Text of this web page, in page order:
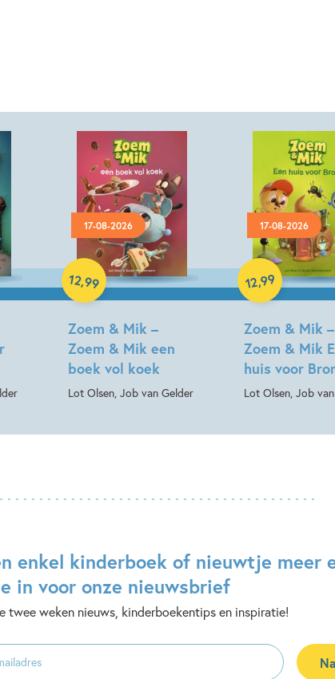
17-08-2026
Zoem & Mik –
Zoem & Mik een
boek vol koek
Lot Olsen, Job van Gelder
12,99
Hardcover
17-08-2026
Zoem & Mik –
Zoem & Mik
huis voor
Lot Olsen, Job
12,99
Hardcover
enkel kinderboek of nieuwtje meer
in voor onze nieuwsbrief
twee weken nieuws, kinderboekentips en inspiratie!